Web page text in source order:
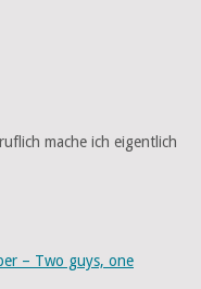
mache ich eigentlich
– Two guys, one